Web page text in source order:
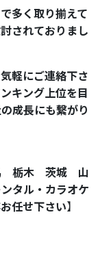
多く取り揃えて
されておりまし
軽にご連絡下さ
キング上位を目
成長にも繋がり
栃木 茨城 山
タル・カラオケ
任せ下さい】